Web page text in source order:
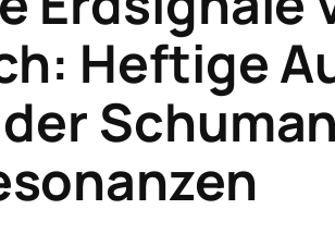
Heftige